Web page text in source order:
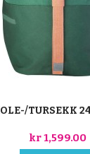
TURSEKK
kr 1,599.00